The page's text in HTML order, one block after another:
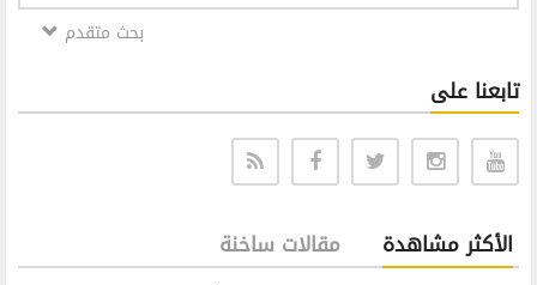
بحث متقدم
تابعنا على
الأكثر مشاهدة مقالات ساخنة